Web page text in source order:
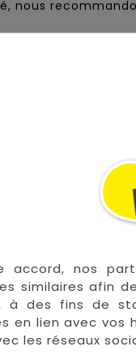
accord, nos
similaires afin
à des fins de
en lien avec vos
les réseaux
nous
